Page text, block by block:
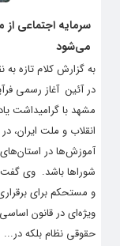
سرمایه اجتماعی
می‌شود
به گزارش کلام تازه
در آئین آغاز رسمی
مشهد با گرامیداشت
انقلاب و ملت ایران،
آموزش‌ها در استان‌های
شوراها باشد. ‌ وی گفت:
و مستحکم برای
ویژه‌ای در قانون
حقوقی نظام بلکه در...